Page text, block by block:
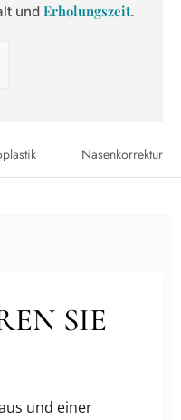
und Erholungszeit.
Nasenkorrektur
SIE
und einer